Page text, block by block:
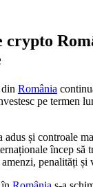
crypto
România
pe termen
adus și controale
încep să
penalități și